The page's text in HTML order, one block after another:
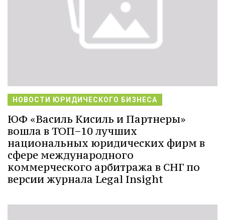
НОВОСТИ ЮРИДИЧЕСКОГО БИЗНЕСА
ЮФ «Василь Кисиль и Партнеры»
вошла в ТОП−10 лучших
национальных юридических фирм в
сфере международного
коммерческого арбитража в СНГ по
версии журнала Legal Insight